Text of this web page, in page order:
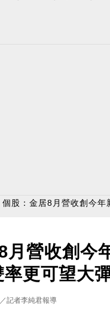
個股：金居8月營收創今年
月營收創今
更可望大
記者李純君報導